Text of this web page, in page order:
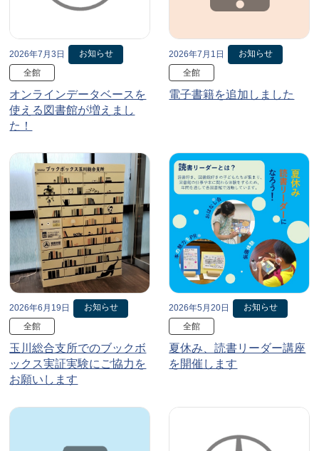
2026年7月3日
お知らせ
全館
オンラインデータベースを
使える図書館が増えまし
た！
2026年7月1日
お知らせ
全館
電子書籍を追加しました
2026年6月19日
お知らせ
全館
玉川総合支所でのブックボ
ックス実証実験にご協力を
お願いします
2026年5月20日
お知らせ
全館
夏休み、読書リーダー講座
を開催します